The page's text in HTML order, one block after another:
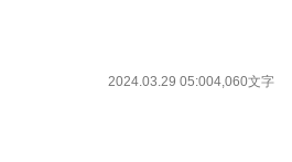
2024.03.29 05:004,060文字